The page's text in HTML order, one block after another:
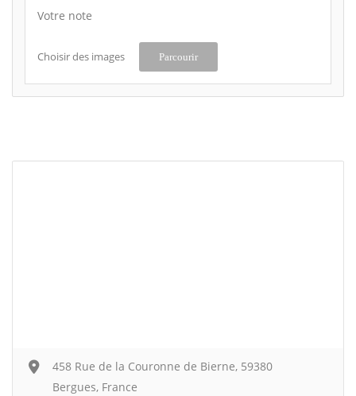
Votre note
Choisir des images Parcourir
458 Rue de la Couronne de Bierne, 59380
Bergues, France